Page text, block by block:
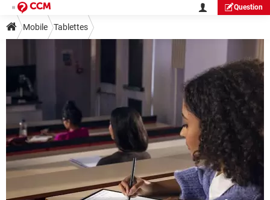
Question
Mobile Tablettes